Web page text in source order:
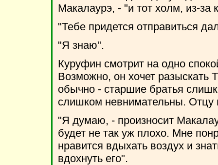
Макалаурэ, - "и тот холм, из-за
"Тебе придется отправиться
"Я знаю".
Куруфин смотрит на одно
Возможно, он хочет разыскать
обычно - старшие братья
слишком невнимательны.
"Я думаю, - произносит
будет не так уж плохо. Мне
нравится вдыхать воздух и
вдохнуть его".